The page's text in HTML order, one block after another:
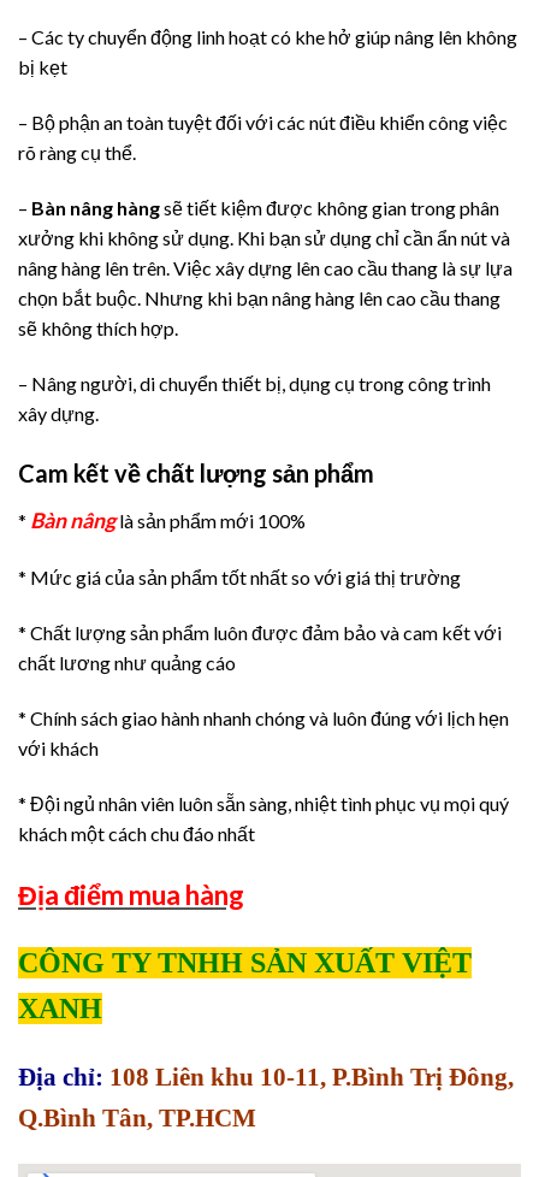
– Các ty chuyển động linh hoạt có khe hở giúp nâng lên không
bị kẹt
– Bộ phận an toàn tuyệt đối với các nút điều khiển công việc
rõ ràng cụ thể.
– Bàn nâng hàngsẽ tiết kiệm được không gian trong phân
xưởng khi không sử dụng. Khi bạn sử dụng chỉ cần ẩn nút và
nâng hàng lên trên. Việc xây dựng lên cao cầu thang là sự lựa
chọn bắt buộc. Nhưng khi bạn nâng hàng lên cao cầu thang
sẽ không thích hợp.
– Nâng người, di chuyển thiết bị, dụng cụ trong công trình
xây dựng.
Cam kết về chất lượng sản phẩm
* Bàn nânglà sản phẩm mới 100%
* Mức giá của sản phẩm tốt nhất so với giá thị trường
* Chất lượng sản phẩm luôn được đảm bảo và cam kết với
chất lương như quảng cáo
* Chính sách giao hành nhanh chóng và luôn đúng với lịch hẹn
với khách
* Đội ngủ nhân viên luôn sẵn sàng, nhiệt tình phục vụ mọi quý
khách một cách chu đáo nhất
Địa điểm mua hàng
CÔNG TY TNHH SẢN XUẤT VIỆT
XANH
Địa chỉ: 108 Liên khu 10-11, P.Bình Trị Đông,
Q.Bình Tân, TP.HCM